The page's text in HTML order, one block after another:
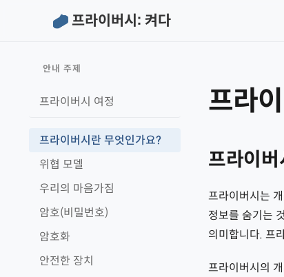
프라이버시: 켜다
안내 주제
프라이버시 여정
프라이버시란 무엇인가요?
위협 모델
우리의 마음가짐
암호(비밀번호)
암호화
안전한 장치
프라
프라이버
프라이버시는
정보를 숨기는
의미합니다. 프
프라이버시의